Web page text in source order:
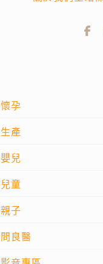
懷孕
生產
嬰兒
兒童
親子
問良醫